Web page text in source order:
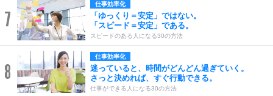
7
仕事効率化
「ゆっくり＝安定」ではない。
「スピード＝安定」である。
スピードのある人になる30の方法
8
仕事効率化
迷っていると、時間がどんどん過ぎていく。
さっと決めれば、すぐ行動できる。
仕事ができる人になる30の方法